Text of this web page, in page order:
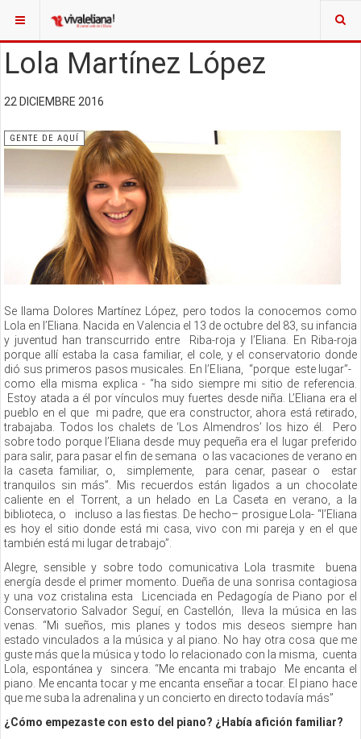
Lola Martínez López
22 DICIEMBRE 2016
GENTE DE AQUÍ
Se llama Dolores Martínez López, pero todos la conocemos como
Lola en l’Eliana. Nacida en Valencia el 13 de octubre del 83, su infancia
y juventud han transcurrido entre Riba-roja y l’Eliana. En Riba-roja
porque allí estaba la casa familiar, el cole, y el conservatorio donde
dió sus primeros pasos musicales. En l’Eliana, “porque este lugar”-
como ella misma explica - “ha sido siempre mi sitio de referencia.
Estoy atada a él por vínculos muy fuertes desde niña. L’Eliana era el
pueblo en el que mi padre, que era constructor, ahora está retirado,
trabajaba. Todos los chalets de ‘Los Almendros’ los hizo él. Pero
sobre todo porque l’Eliana desde muy pequeña era el lugar preferido
para salir, para pasar el fin de semana o las vacaciones de verano en
la caseta familiar, o, simplemente, para cenar, pasear o estar
tranquilos sin más”. Mis recuerdos están ligados a un chocolate
caliente en el Torrent, a un helado en La Caseta en verano, a la
biblioteca, o incluso a las fiestas. De hecho– prosigue Lola- “l’Eliana
es hoy el sitio donde está mi casa, vivo con mi pareja y en el que
también está mi lugar de trabajo”.
Alegre, sensible y sobre todo comunicativa Lola trasmite buena
energía desde el primer momento. Dueña de una sonrisa contagiosa
y una voz cristalina esta Licenciada en Pedagogía de Piano por el
Conservatorio Salvador Seguí, en Castellón, lleva la música en las
venas. “Mi sueños, mis planes y todos mis deseos siempre han
estado vinculados a la música y al piano. No hay otra cosa que me
guste más que la música y todo lo relacionado con la misma, cuenta
Lola, espontánea y sincera. “Me encanta mi trabajo Me encanta el
piano. Me encanta tocar y me encanta enseñar a tocar. El piano hace
que me suba la adrenalina y un concierto en directo todavía más”
¿Cómo empezaste con esto del piano? ¿Había afición familiar?